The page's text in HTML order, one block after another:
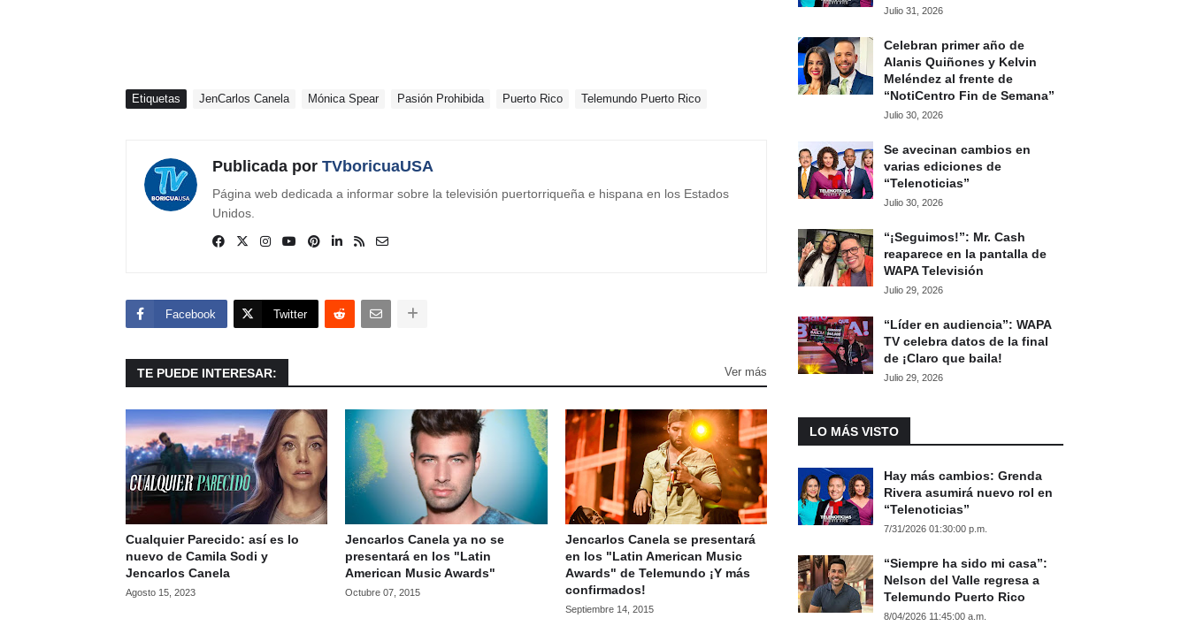
Etiquetas JenCarlos Canela Mónica Spear Pasión Prohibida Puerto Rico Telemundo Puerto Rico
Publicada por TVboricuaUSA
Página web dedicada a informar sobre la televisión puertorriqueña e hispana en los Estados
Unidos.
Facebook Twitter
TE PUEDE INTERESAR: Ver más
Cualquier Parecido: así es lo
nuevo de Camila Sodi y
Jencarlos Canela
Agosto 15, 2023
Jencarlos Canela ya no se
presentará en los "Latin
American Music Awards"
Octubre 07, 2015
Jencarlos Canela se presentará
en los "Latin American Music
Awards" de Telemundo ¡Y más
confirmados!
Septiembre 14, 2015
Julio 31, 2026
Celebran primer año de
Alanis Quiñones y Kelvin
Meléndez al frente de
“NotiCentro Fin de Semana”
Julio 30, 2026
Se avecinan cambios en
varias ediciones de
“Telenoticias”
Julio 30, 2026
“¡Seguimos!”: Mr. Cash
reaparece en la pantalla de
WAPA Televisión
Julio 29, 2026
“Líder en audiencia”: WAPA
TV celebra datos de la final
de ¡Claro que baila!
Julio 29, 2026
LO MÁS VISTO
Hay más cambios: Grenda
Rivera asumirá nuevo rol en
“Telenoticias”
7/31/2026 01:30:00 p.m.
“Siempre ha sido mi casa”:
Nelson del Valle regresa a
Telemundo Puerto Rico
8/04/2026 11:45:00 a.m.